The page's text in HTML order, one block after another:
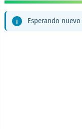
Esperando nuevo